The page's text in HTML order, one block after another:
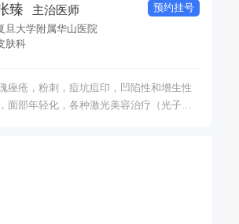
臻 主治医师
旦大学附属华山医院
肤科
预约挂号
痤疮，粉刺，痘坑痘印，凹陷性和增生性
面部年轻化，各种激光美容治疗（光子嫩